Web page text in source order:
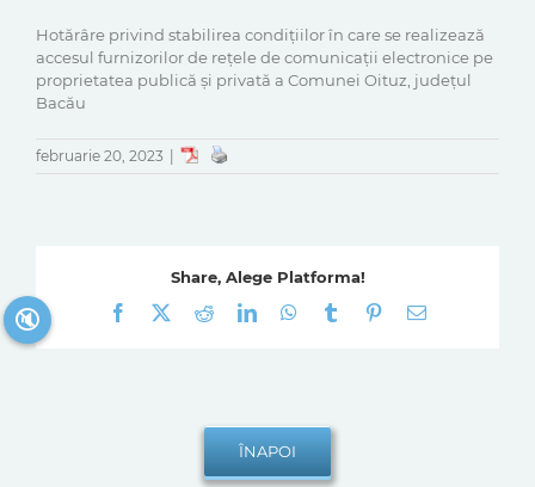
Hotărâre privind stabilirea condițiilor în care se realizează
accesul furnizorilor de rețele de comunicații electronice pe
proprietatea publică și privată a Comunei Oituz, județul
Bacău
februarie 20, 2023
Share, Alege Platforma!
Facebook
RedditLinkedInWhatsApp
Tumblr Pinterest
E-
🔇